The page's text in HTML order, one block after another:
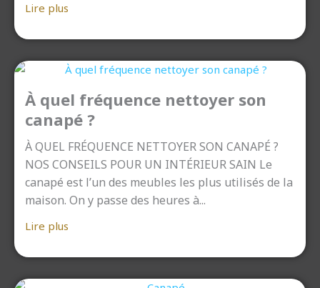
Lire plus
À quel fréquence nettoyer son
canapé ?
À QUEL FRÉQUENCE NETTOYER SON CANAPÉ ?
NOS CONSEILS POUR UN INTÉRIEUR SAIN Le
canapé est l’un des meubles les plus utilisés de la
maison. On y passe des heures à...
Lire plus